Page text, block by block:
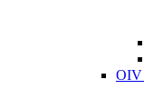
OIV